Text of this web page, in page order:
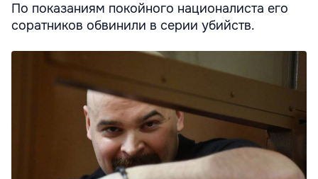
По показаниям покойного националиста его
соратников обвинили в серии убийств.